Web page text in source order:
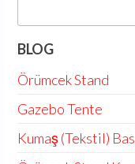
BLOG
Örümcek Stand
Gazebo Tente
Kumaş (Tekstil)